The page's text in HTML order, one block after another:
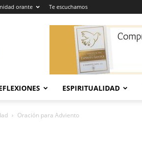
orante Te escuchamos
ESPIRITUALIDAD
Oración para Adviento